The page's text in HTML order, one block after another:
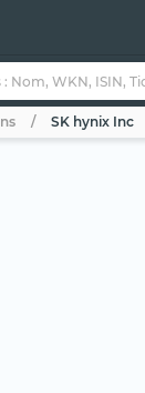
SK hynix Inc